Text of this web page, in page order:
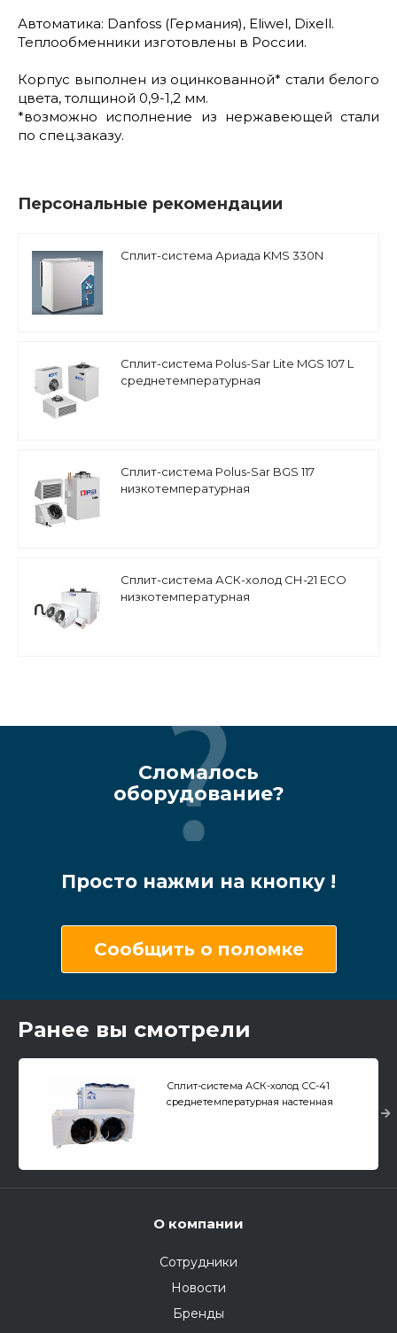
Автоматика: Danfoss (Германия), Eliwel, Dixell.
Теплообменники изготовлены в России.
Корпус выполнен из оцинкованной* стали белого
цвета, толщиной 0,9-1,2 мм.
*возможно исполнение из нержавеющей стали
по спец.заказу.
Персональные рекомендации
Сплит-система Ариада KMS 330N
Сплит-система Polus-Sar Lite MGS 107 L
среднетемпературная
Сплит-система Polus-Sar BGS 117
низкотемпературная
Сплит-система АСК-холод СН-21 ECO
низкотемпературная
Сломалось
оборудование?
Просто нажми на кнопку !
Сообщить о поломке
Ранее вы смотрели
Сплит-система АСК-холод СС-41
среднетемпературная настенная
О компании
Сотрудники
Новости
Бренды